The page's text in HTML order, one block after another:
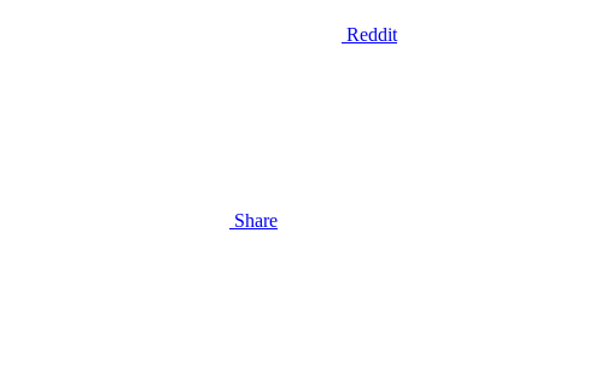
Reddit
Share